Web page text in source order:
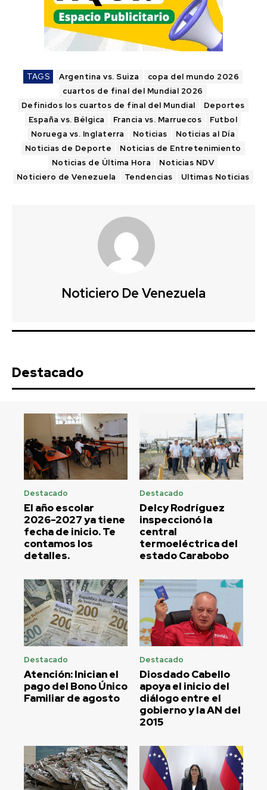
TAGS Argentina vs. Suiza
copa del mundo 2026
cuartos de final del Mundial 2026
Definidos los cuartos de final del Mundial
Deportes
España vs. Bélgica
Francia vs. Marruecos
Futbol
Noruega vs. Inglaterra
Noticias
Noticias al Día
Noticias de Deporte
Noticias de Entretenimiento
Noticias de Última Hora
Noticias NDV
Noticiero de Venezuela
Tendencias Ultimas Noticias
Noticiero De Venezuela
Destacado
Destacado
El año escolar
2026-2027 ya tiene
fecha de inicio. Te
contamos los
detalles.
Destacado
Delcy Rodríguez
inspeccionó la
central
termoeléctrica del
estado Carabobo
Destacado
Atención: Inician el
pago del Bono Único
Familiar de agosto
Destacado
Diosdado Cabello
apoya el inicio del
diálogo entre el
gobierno y la AN del
2015